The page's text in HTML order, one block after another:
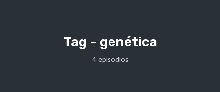
Tag - genética
4 episodios